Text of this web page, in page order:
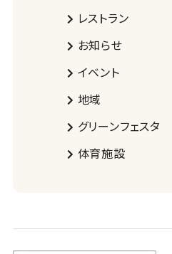
レストラン
お知らせ
イベント
地域
グリーンフェスタ
体育施設